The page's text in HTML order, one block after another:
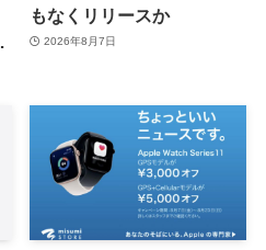
もなくリリースか
2026年8月7日